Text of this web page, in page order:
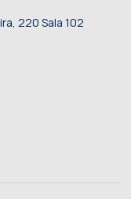
220 Sala 102